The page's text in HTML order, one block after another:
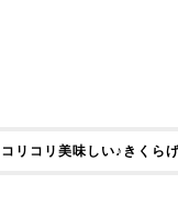
コリコリ美味しい♪きくら